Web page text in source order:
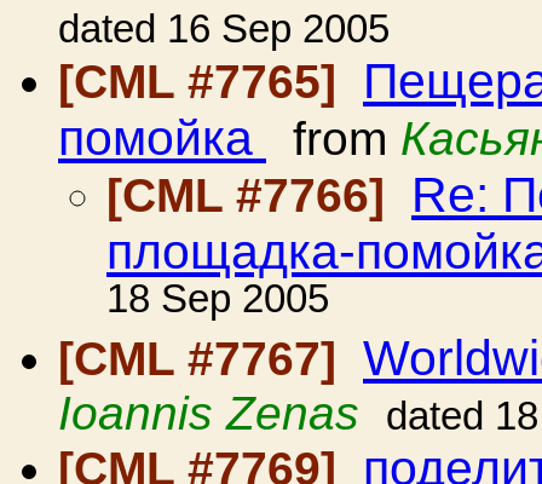
dated 16 Sep 2005
[CML #7765]
помойка
from
[CML #7766]
Re:
площадка-
18 Sep 2005
[CML #7767]
Ioannis Zenas dated
[CML #7769]